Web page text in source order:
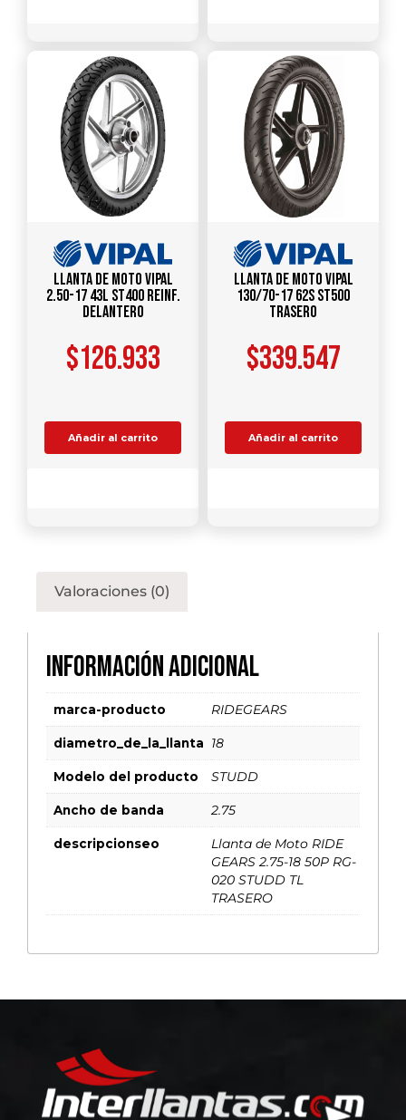
Llanta de Moto Vipal
2.50-17 43L ST400 Reinf.
Delantero
$126.933
Añadir al carrito
Llanta de Moto Vipal
130/70-17 62S ST500
Trasero
$339.547
Añadir al carrito
Valoraciones (0)
Información adicional
marca-producto RIDEGEARS
diametro_de_la_llanta 18
Modelo del producto STUDD
Ancho de banda 2.75
descripcionseo
Llanta de Moto RIDE
GEARS 2.75-18 50P RG-
020 STUDD TL
TRASERO